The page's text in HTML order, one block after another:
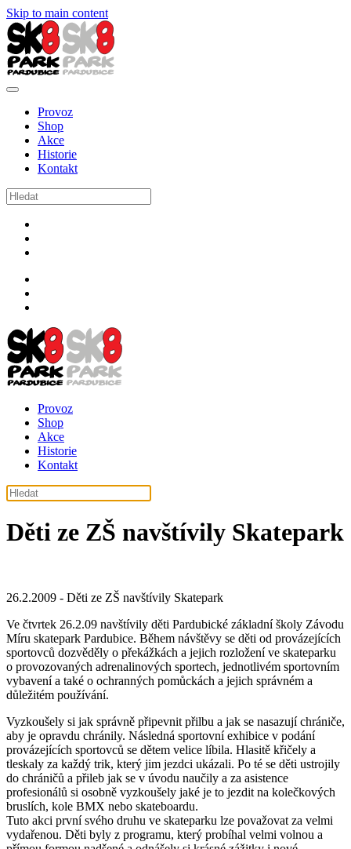
Skip to main content
Provoz
Shop
Akce
Historie
Kontakt
Provoz
Shop
Akce
Historie
Kontakt
Děti ze ZŠ navštívily Skatepark
26.2.2009 - Děti ze ZŠ navštívily Skatepark
Ve čtvrtek 26.2.09 navštívily děti Pardubické základní školy Závodu
Míru skatepark Pardubice. Během návštěvy se děti od provázejících
sportovců dozvěděly o překážkách a jejich rozložení ve skateparku
o provozovaných adrenalinových sportech, jednotlivém sportovním
vybavení a také o ochranných pomůckách a jejich správném a
důležitém používání.
Vyzkoušely si jak správně připevnit přilbu a jak se nasazují chrániče,
aby je opravdu chránily. Následná sportovní exhibice v podání
provázejících sportovců se dětem velice líbila. Hlasitě křičely a
tleskaly za každý trik, který jim jezdci ukázali. Po té se děti ustrojily
do chráničů a přileb jak se v úvodu naučily a za asistence
profesionálů si osobně vyzkoušely jaké je to jezdit na kolečkových
bruslích, kole BMX nebo skateboardu.
Tuto akci první svého druhu ve skateparku lze považovat za velmi
vydařenou. Děti byly z programu, který probíhal velmi volnou a